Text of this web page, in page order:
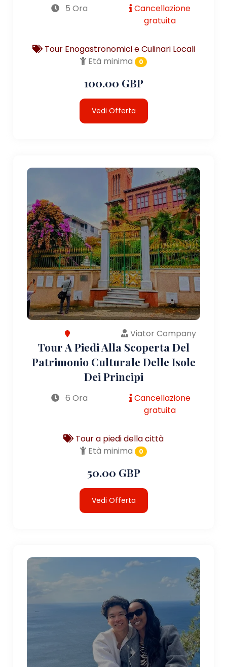
5 Ora
Cancellazione
gratuita
Tour Enogastronomici e Culinari Locali
Età minima
0
100.00 GBP
Vedi Offerta
Viator Company
Tour A Piedi Alla Scoperta Del
Patrimonio Culturale Delle Isole
Dei Principi
6 Ora
Cancellazione
gratuita
Tour a piedi della città
Età minima
0
50.00 GBP
Vedi Offerta